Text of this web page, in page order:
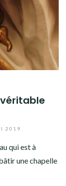
véritable
2019
qui est à
une chapelle